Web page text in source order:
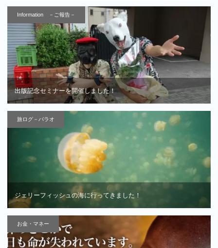
Information －ご報告－
出版記念セミナーを開催しました！
旅ログ－パラオ
ジェリーフィッシュの海に行ってきました！
お金・マネー